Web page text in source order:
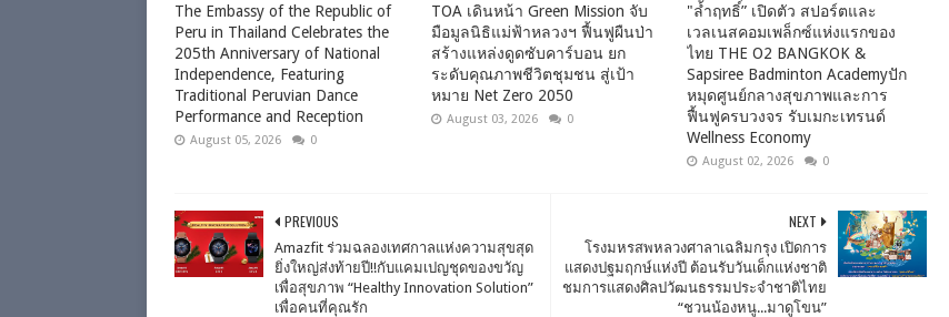
The Embassy of the Republic of
Peru in Thailand Celebrates the
205th Anniversary of National
Independence, Featuring
Traditional Peruvian Dance
Performance and Reception
August 05, 2026 0
TOA เดินหน้า Green Mission จับ
มือมูลนิธิแม่ฟ้าหลวงฯ ฟื้นฟูผืนป่า
สร้างแหล่งดูดซับคาร์บอน ยก
ระดับคุณภาพชีวิตชุมชน สู่เป้า
หมาย Net Zero 2050
August 03, 2026 0
"ล้ำฤทธิ์” เปิดตัว สปอร์ตและ
เวลเนสคอมเพล็กซ์แห่งแรกของ
ไทย THE O2 BANGKOK &
Sapsiree Badminton Academyปัก
หมุดศูนย์กลางสุขภาพและการ
ฟื้นฟูครบวงจร รับเมกะเทรนด์
Wellness Economy
August 02, 2026 0
NEXT
โรงมหรสพหลวงศาลาเฉลิมกรุง เปิดการ
แสดงปฐมฤกษ์แห่งปี ต้อนรับวันเด็กแห่งชาติ
ชมการแสดงศิลปวัฒนธรรมประจำชาติไทย
“ชวนน้องหนู...มาดูโขน”
PREVIOUS
Amazfit ร่วมฉลองเทศกาลแห่งความสุขสุด
ยิ่งใหญ่ส่งท้ายปี!!กับแคมเปญชุดของขวัญ
เพื่อสุขภาพ “Healthy Innovation Solution”
เพื่อคนที่คุณรัก